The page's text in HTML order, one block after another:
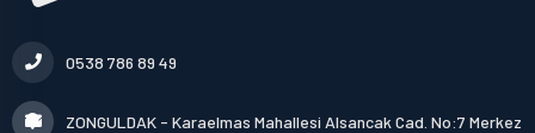
0538 786 89 49
ZONGULDAK - Karaelmas Mahallesi Alsancak Cad. No:7 Merkez